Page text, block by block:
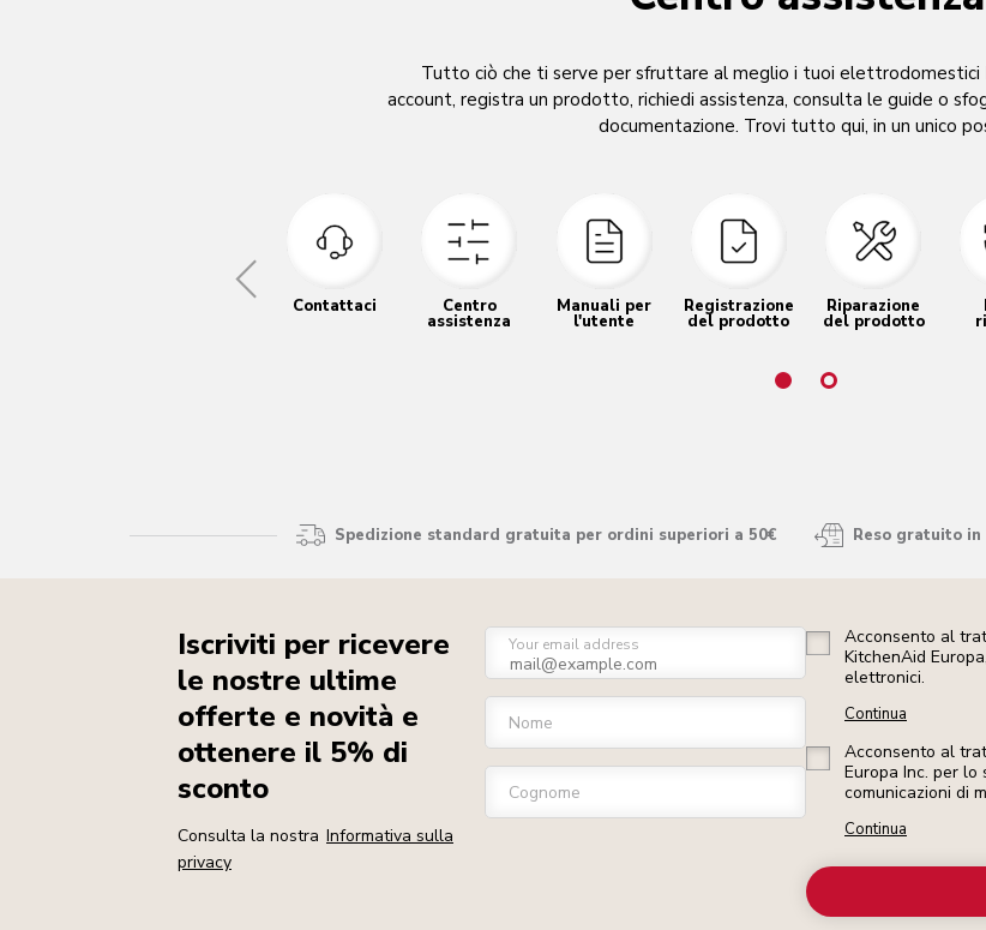
Tutto ciò che ti serve per sfruttare al meglio i tuoi elettrodomestici
account, registra un prodotto, richiedi assistenza, consulta le guide o
documentazione. Trovi tutto qui, in un unico
Contattaci Centro
assistenza
Manuali per
l'utente
Registrazione
del prodotto
Riparazione
del prodotto
Spedizione standard gratuita per ordini superiori a 50€ Reso gratuito in
Iscriviti per ricevere
le nostre ultime
offerte e novità e
ottenere il 5% di
sconto
Consulta la nostra Informativa sulla
privacy
Your email address
Nome
Cognome
Acconsento al
KitchenAid
elettronici.
Continua
Acconsento al
Europa Inc. per
comunicazioni di
Continua